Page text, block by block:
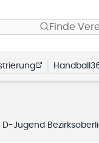
Finde
Jugend